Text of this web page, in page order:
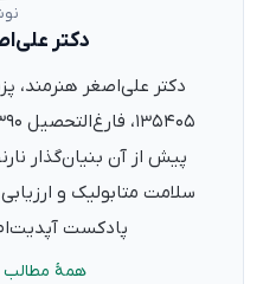
دکتر
دکتر علی‌اصغر هنرمند،
پیش از آن بنیان‌گذار
سلامت متابولیک و
پادکست
همهٔ مطالب